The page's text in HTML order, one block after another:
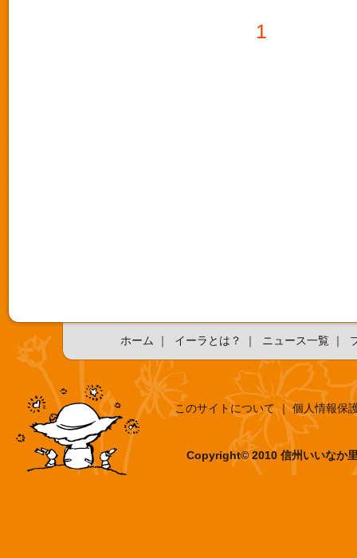
1
ホーム ｜ イーラとは？ ｜ ニュース一覧 ｜
このサイトについて｜個人情報保
Copyright© 2010 信州いいなか